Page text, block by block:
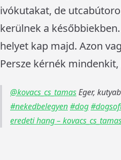
ivókutakat, de
kerülnek a
helyet kap majd. Azon
Persze kérnék
@kovacs_cs_tamasEger,
#nekedbelegyen#dog
eredeti hang –